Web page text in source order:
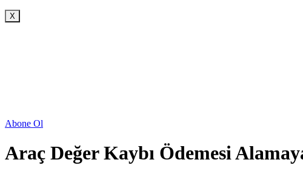
X
Abone Ol
Araç Değer Kaybı Ödemesi